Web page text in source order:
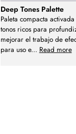
Deep Tones Palette
Paleta compacta
tonos ricos para
mejorar el trabajo de
para uso e... Read more